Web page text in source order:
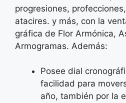
progresiones,
atacires. y más, con la
gráfica de Flor Armónica,
Armogramas. Además:
Posee dial
facilidad para
año, también por la